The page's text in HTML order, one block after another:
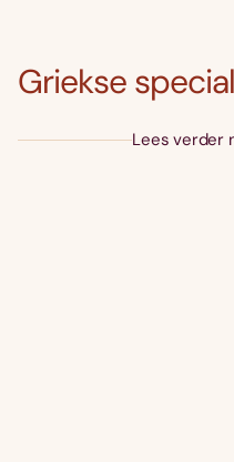
Griekse
Lees verder